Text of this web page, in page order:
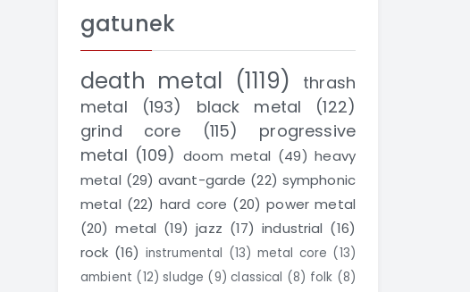
gatunek
death metal (1119)
thrash
metal
(193) black metal
(122)
grind core
(115)
progressive
metal (109) doom metal (49) heavy
metal (29) avant-garde (22) symphonic
metal (22) hard core (20) power metal
(20) metal (19) jazz (17) industrial (16)
rock (16) instrumental (13) metal core (13)
ambient (12) sludge (9) classical (8) folk (8)